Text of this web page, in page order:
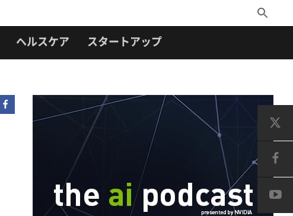
Toggle
Search
ヘルスケア スタートアップ